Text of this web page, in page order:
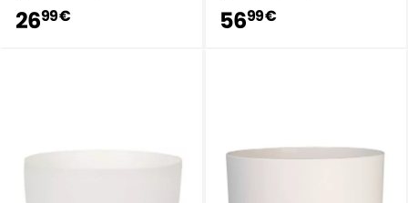
2699 € 5699 €